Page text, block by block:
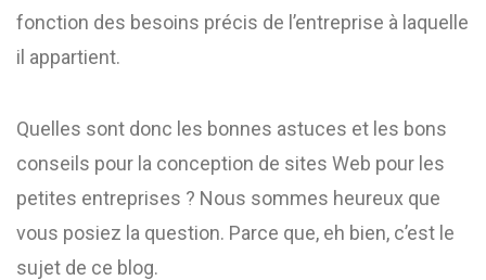
fonction des besoins précis de l’entreprise à laquelle
il appartient.
Quelles sont donc les bonnes astuces et les bons
conseils pour la conception de sites Web pour les
petites entreprises ? Nous sommes heureux que
vous posiez la question. Parce que, eh bien, c’est le
sujet de ce blog.